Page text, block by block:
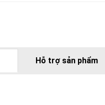
Hỗ trợ sản phẩm